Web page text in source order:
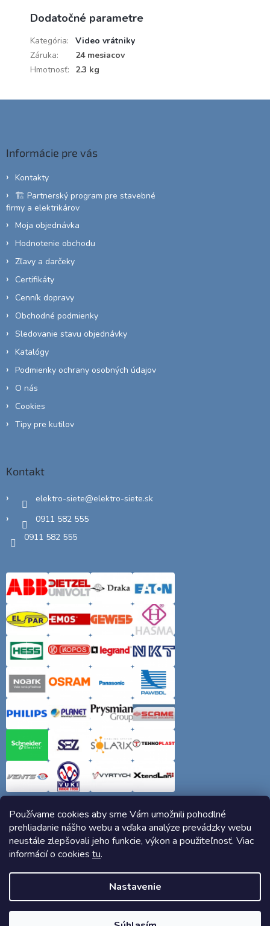
Používame cookies aby sme Vám umožnili pohodlné
prehliadanie nášho webu a vďaka analýze prevádzky webu
neustále zlepšovali jeho funkcie, výkon a použiteľnosť. Viac
informácií o cookies tu.
Nastavenie
Dodatočné parametre
Kategória:
Video vrátniky
Záruka:
24 mesiacov
Hmotnosť: 2.3 kg
Informácie pre vás
Kontakty
🏗️ Partnerský program pre stavebné
firmy a elektrikárov
Moja objednávka
Hodnotenie obchodu
Zľavy a darčeky
Certifikáty
Cenník dopravy
Obchodné podmienky
Sledovanie stavu objednávky
Katalógy
Podmienky ochrany osobných údajov
O nás
Cookies
Tipy pre kutilov
Kontakt
elektro-siete@elektro-siete.sk
0911 582 555
0911 582 555
Copyright 2026Elektro-siete.sk. Všetky práva vyhradené.
Vytvoril Shoptet